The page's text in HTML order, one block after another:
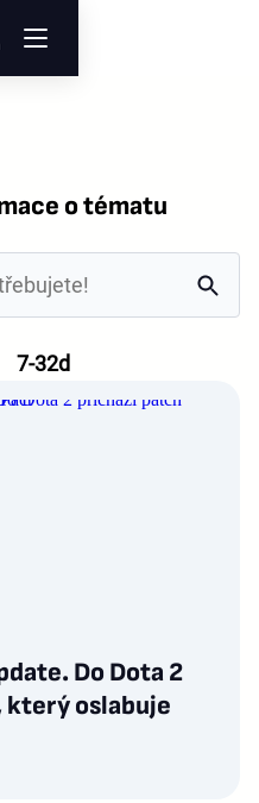
o tématu
7-32d
Do Dota 2
který oslabuje